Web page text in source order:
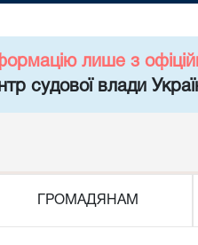
лише з
судової влади
ГРОМАДЯНАМ